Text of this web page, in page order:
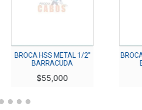
BROCA HSS METAL 1/2″
BARRACUDA
$55,000